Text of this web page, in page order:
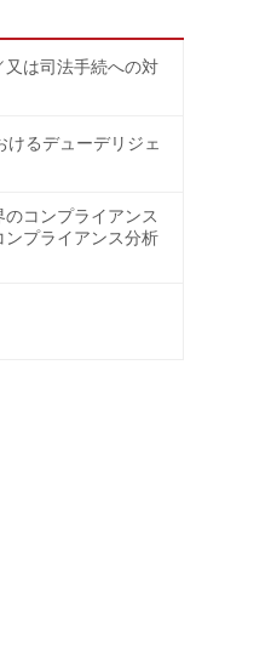
は司法手続への対
るデューデリジェ
コンプライアンス
ンプライアンス分析